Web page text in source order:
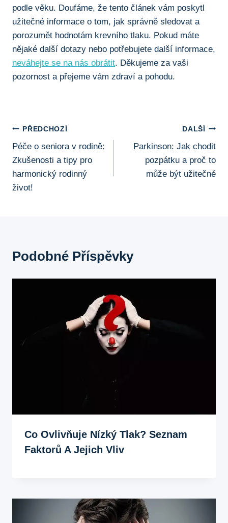
podle věku. Doufáme, že tento článek vám poskytl
užitečné informace o tom, jak správně sledovat a
porozumět hodnotám krevního tlaku. Pokud máte
nějaké další dotazy nebo potřebujete další informace,
neváhejte se na nás obrátit. Děkujeme za vaši
pozornost a přejeme vám zdraví a pohodu.
Navigace
Pro
Příspěvek
PŘEDCHOZÍ
Péče o seniora v rodině:
Zkušenosti a tipy pro
harmonický rodinný
život!
DALŠÍ
Parkinson: Jak chodit
pozpátku a proč to
může být užitečné
Podobné Příspěvky
Co Ovlivňuje Nízký Tlak? Seznam
Faktorů A Jejich Vliv